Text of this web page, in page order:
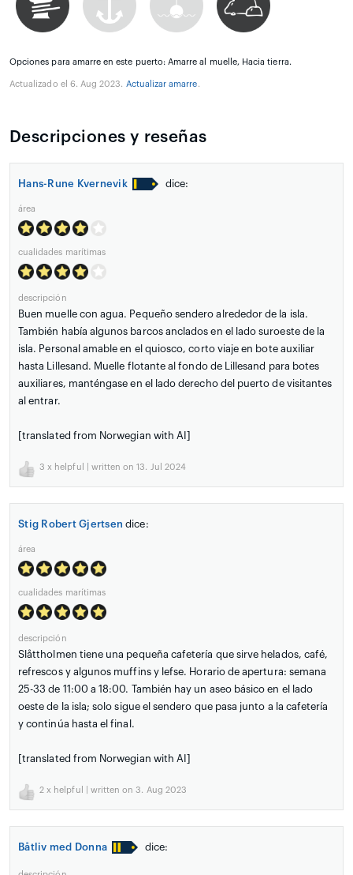
Opciones para amarre en este puerto: Amarre al muelle, Hacia tierra.
Actualizado el 6. Aug 2023. Actualizar amarre.
Descripciones y reseñas
Hans-Rune Kvernevik dice:
área
cualidades marítimas
descripción
Buen muelle con agua. Pequeño sendero alrededor de la isla.
También había algunos barcos anclados en el lado suroeste de la
isla. Personal amable en el quiosco, corto viaje en bote auxiliar
hasta Lillesand. Muelle flotante al fondo de Lillesand para botes
auxiliares, manténgase en el lado derecho del puerto de visitantes
al entrar.
[translated from Norwegian with AI]
3 x helpful | written on 13. Jul 2024
Stig Robert Gjertsen dice:
área
cualidades marítimas
descripción
Slåttholmen tiene una pequeña cafetería que sirve helados, café,
refrescos y algunos muffins y lefse. Horario de apertura: semana
25-33 de 11:00 a 18:00. También hay un aseo básico en el lado
oeste de la isla; solo sigue el sendero que pasa junto a la cafetería
y continúa hasta el final.
[translated from Norwegian with AI]
2 x helpful | written on 3. Aug 2023
Båtliv med Donna dice: